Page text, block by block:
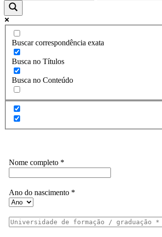
Buscar correspondência exata
Busca no Títulos
Busca no Conteúdo
Nome completo *
Ano do nascimento *